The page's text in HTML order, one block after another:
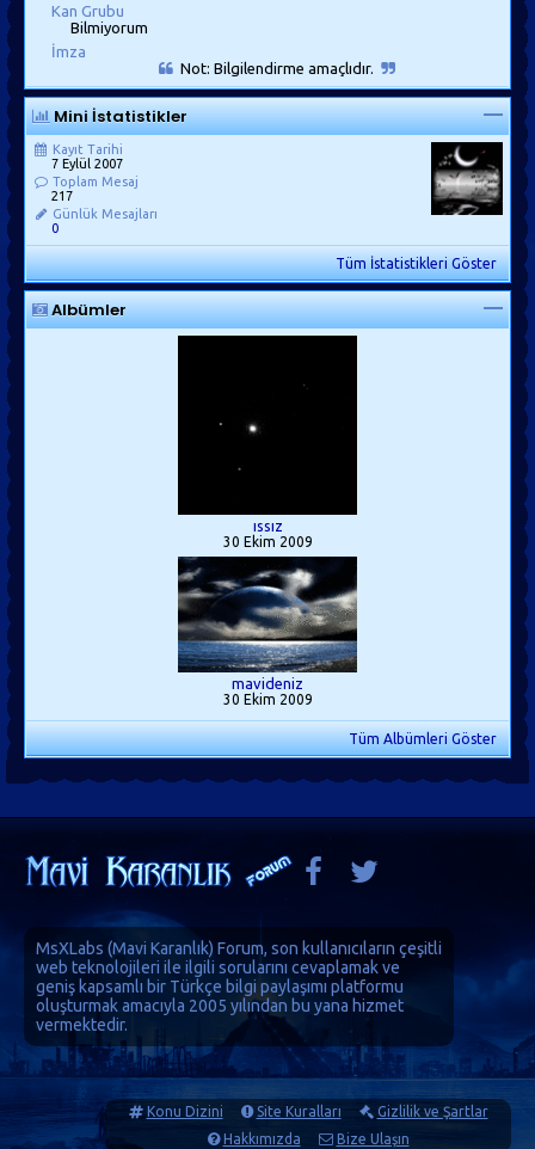
Kan Grubu
Bilmiyorum
İmza
Not: Bilgilendirme amaçlıdır.
Mini İstatistikler
Kayıt Tarihi
7 Eylül 2007
Toplam Mesaj
217
Günlük Mesajları
0
Tüm İstatistikleri Göster
Albümler
ıssız
30 Ekim 2009
mavideniz
30 Ekim 2009
Tüm Albümleri Göster
MsXLabs (Mavi Karanlık) Forum, son kullanıcıların çeşitli
web teknolojileri ile ilgili sorularını cevaplamak ve
geniş kapsamlı bir Türkçe bilgi paylaşımı platformu
oluşturmak amacıyla 2005 yılından bu yana hizmet
vermektedir.
Konu Dizini Site Kuralları
Gizlilik ve Şartlar
Hakkımızda
Bize Ulaşın